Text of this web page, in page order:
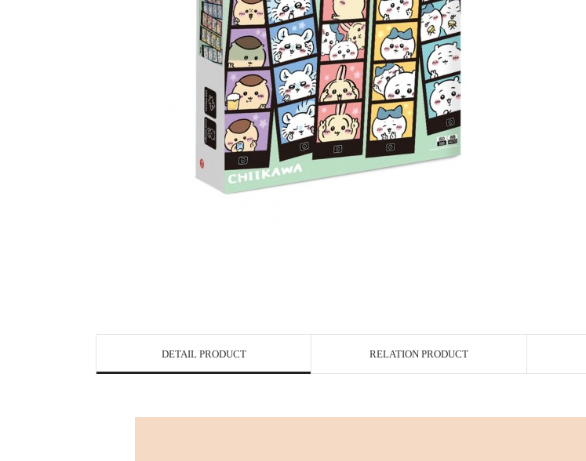
DETAIL PRODUCT RELATION PRODUCT